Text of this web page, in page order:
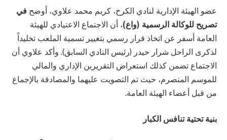
عضو الهيئة الإدارية لنادي الكرخ، كريم محمد علاوي، أوضح في
تصريح للوكالة الرسمية (واع)، أن الاجتماع الاعتيادي للهيئة
العامة أسفر عن اتخاذ قرار رسمي بتغيير تسمية الملعب تخليداً
لذكرى الراحل شرار حيدر (رئيس النادي السابق). وأكد علاوي أن
الاجتماع تضمن كذلك استعراض التقريرين الإداري والمالي
للموسم المنصرم، حيث تم التصويت عليهما والمصادقة بالإجماع
من قبل أعضاء الهيئة العامة.
بنية تحتية تنافس الكبار